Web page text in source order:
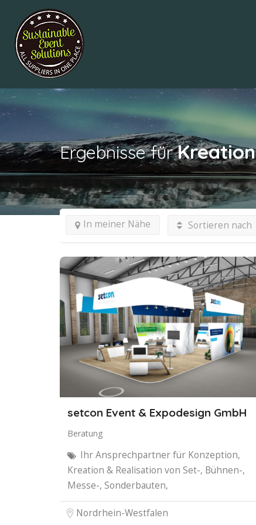
Ergebnisse fürKreation
In meiner Nähe Sortieren nach
setcon Event & Expodesign GmbH
Beratung
Ihr Ansprechpartner für Konzeption,
Kreation & Realisation von Set-, Bühnen-,
Messe-, Sonderbauten,
Nordrhein-Westfalen